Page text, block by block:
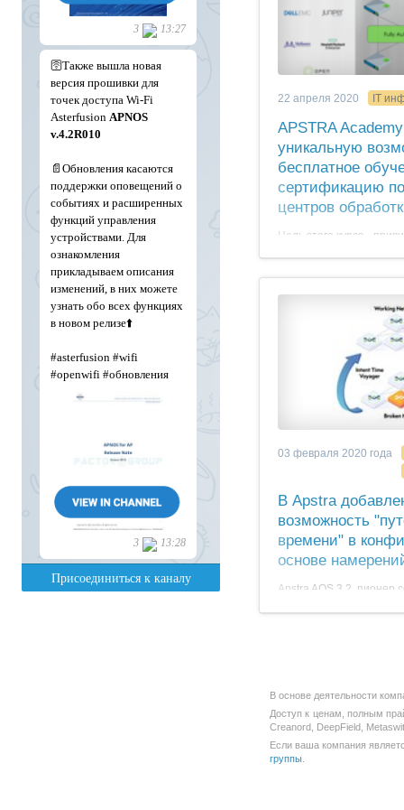
22 апреля 2020 IT
APSTRA
уникальную
бесплатное
сертификацию
центров
Цель этого курса -
курсе слушатели
эксплуатации и
AOS
получат
центра обработки
Networking и
песочницы для
03 февраля 2020 года
В Apstra
возможность
времени" в
основе
Apstra AOS 3.2, пионер
конфигурацию сети.
В основе деятельности
Доступ к ценам, полным
Creanord, DeepField,
Если ваша компания
группы.